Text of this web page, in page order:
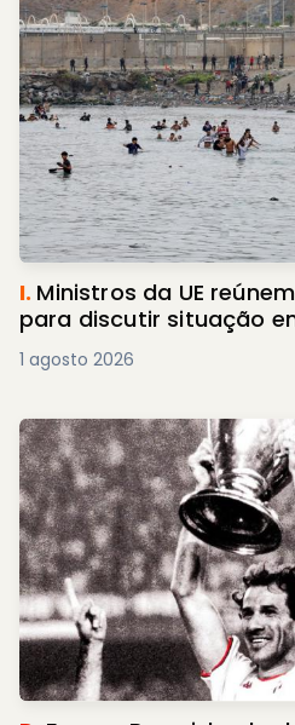
I. Ministros da UE
para discutir situação
1 agosto 2026